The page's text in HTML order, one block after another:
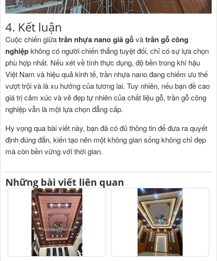
4. Kết luận
Cuộc chiến giữatrần nhựa nano giả gỗvàtrần gỗ công
nghiệpkhông có người chiến thắng tuyệt đối, chỉ có sự lựa chọn
phù hợp nhất. Nếu xét về tính thực dụng, độ bền trong khí hậu
Việt Nam và hiệu quả kinh tế, trần nhựa nano đang chiếm ưu thế
vượt trội và là xu hướng của tương lai. Tuy nhiên, nếu bạn đề cao
giá trị cảm xúc và vẻ đẹp tự nhiên của chất liệu gỗ, trần gỗ công
nghiệp vẫn là một lựa chọn đẳng cấp.
Hy vọng qua bài viết này, bạn đã có đủ thông tin để đưa ra quyết
định đúng đắn, kiến tạo nên một không gian sống không chỉ đẹp
mà còn bền vững với thời gian.
Những bài viết liên quan